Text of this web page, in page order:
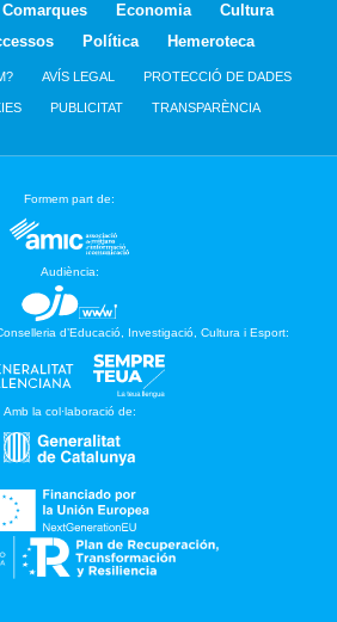
Comarques Economia
Cultura
Política Hemeroteca
AVÍS LEGAL PROTECCIÓ DE DADES
PUBLICITAT TRANSPARÈNCIA
Formem part de:
Audiència:
d’Educació, Investigació, Cultura i Esport:
Amb la col·laboració de: